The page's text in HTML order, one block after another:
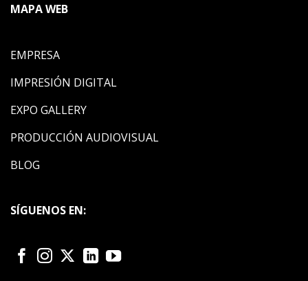
MAPA WEB
EMPRESA
IMPRESIÓN DIGITAL
EXPO GALLERY
PRODUCCIÓN AUDIOVISUAL
BLOG
SÍGUENOS EN: